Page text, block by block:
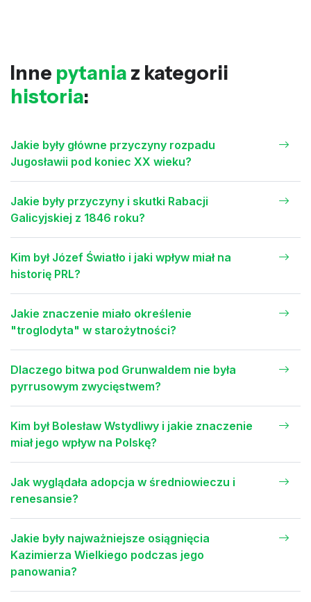
Inne pytania z kategorii
historia:
Jakie były główne przyczyny rozpadu
Jugosławii pod koniec XX wieku?
Jakie były przyczyny i skutki Rabacji
Galicyjskiej z 1846 roku?
Kim był Józef Światło i jaki wpływ miał na
historię PRL?
Jakie znaczenie miało określenie
"troglodyta" w starożytności?
Dlaczego bitwa pod Grunwaldem nie była
pyrrusowym zwycięstwem?
Kim był Bolesław Wstydliwy i jakie znaczenie
miał jego wpływ na Polskę?
Jak wyglądała adopcja w średniowieczu i
renesansie?
Jakie były najważniejsze osiągnięcia
Kazimierza Wielkiego podczas jego
panowania?